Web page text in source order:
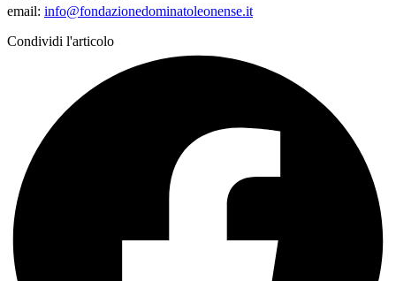
email: info@fondazionedominatoleonense.it
Condividi l'articolo